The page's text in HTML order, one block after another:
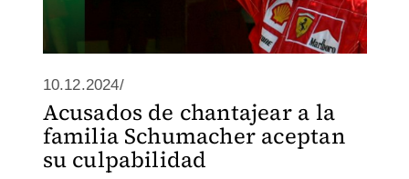
10.12.2024/
Acusados de chantajear a la
familia Schumacher aceptan
su culpabilidad